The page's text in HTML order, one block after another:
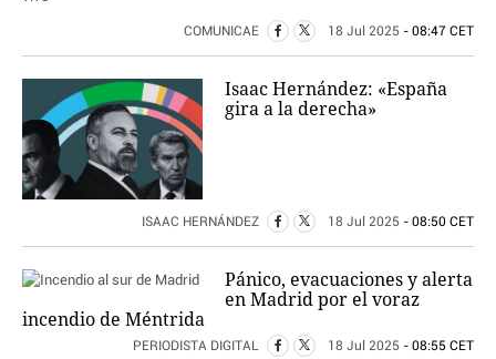
COMUNICAE 18 Jul 2025 - 08:47 CET
Isaac Hernández: «España
gira a la derecha»
ISAAC HERNÁNDEZ 18 Jul 2025 - 08:50 CET
Pánico, evacuaciones y alerta
en Madrid por el voraz
incendio de Méntrida
PERIODISTA DIGITAL 18 Jul 2025 - 08:55 CET